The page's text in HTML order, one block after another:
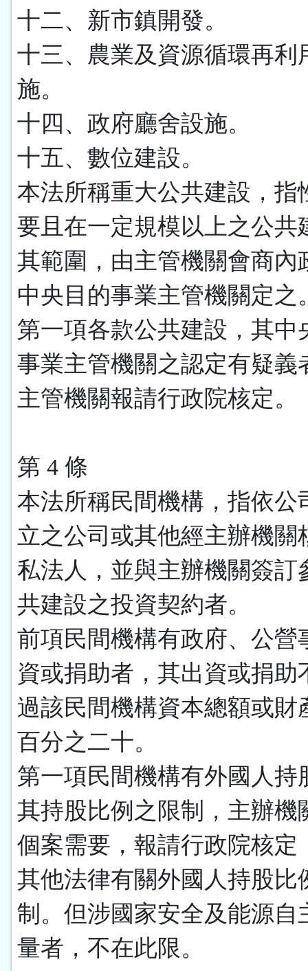
十二、新市鎮開發。
十三、農業及資源循環再利
施。
十四、政府廳舍設施。
十五、數位建設。
本法所稱重大公共建設，指
要且在一定規模以上之公共
其範圍，由主管機關會商內
中央目的事業主管機關定之
第一項各款公共建設，其中
事業主管機關之認定有疑義
主管機關報請行政院核定。
第 4 條
本法所稱民間機構，指依公
立之公司或其他經主辦機關
私法人，並與主辦機關簽訂
共建設之投資契約者。
前項民間機構有政府、公營
資或捐助者，其出資或捐助
過該民間機構資本總額或財
百分之二十。
第一項民間機構有外國人持
其持股比例之限制，主辦機
個案需要，報請行政院核定
其他法律有關外國人持股比
制。但涉國家安全及能源自
量者，不在此限。